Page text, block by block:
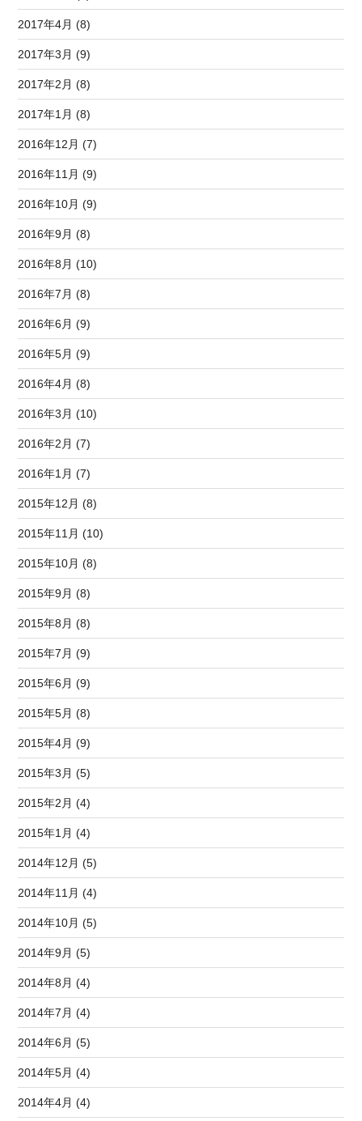
2017年4月 (8)
2017年3月 (9)
2017年2月 (8)
2017年1月 (8)
2016年12月 (7)
2016年11月 (9)
2016年10月 (9)
2016年9月 (8)
2016年8月 (10)
2016年7月 (8)
2016年6月 (9)
2016年5月 (9)
2016年4月 (8)
2016年3月 (10)
2016年2月 (7)
2016年1月 (7)
2015年12月 (8)
2015年11月 (10)
2015年10月 (8)
2015年9月 (8)
2015年8月 (8)
2015年7月 (9)
2015年6月 (9)
2015年5月 (8)
2015年4月 (9)
2015年3月 (5)
2015年2月 (4)
2015年1月 (4)
2014年12月 (5)
2014年11月 (4)
2014年10月 (5)
2014年9月 (5)
2014年8月 (4)
2014年7月 (4)
2014年6月 (5)
2014年5月 (4)
2014年4月 (4)